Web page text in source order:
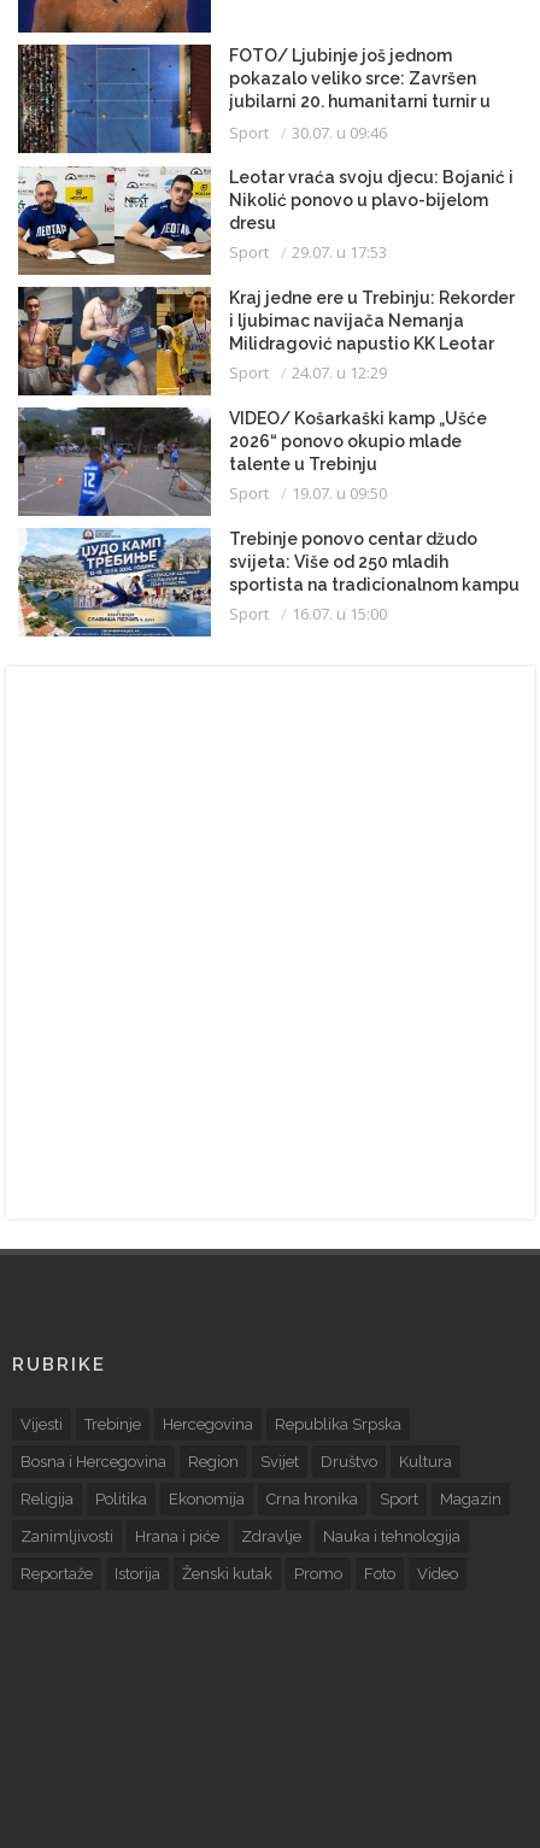
FOTO/ Ljubinje još jednom
pokazalo veliko srce: Završen
jubilarni 20. humanitarni turnir u
malom fudbalu
Sport 30.07. u 09:46
Leotar vraća svoju djecu: Bojanić i
Nikolić ponovo u plavo-bijelom
dresu
Sport 29.07. u 17:53
Kraj jedne ere u Trebinju: Rekorder
i ljubimac navijača Nemanja
Milidragović napustio KK Leotar
Sport 24.07. u 12:29
VIDEO/ Košarkaški kamp „Ušće
2026“ ponovo okupio mlade
talente u Trebinju
Sport 19.07. u 09:50
Trebinje ponovo centar džudo
svijeta: Više od 250 mladih
sportista na tradicionalnom kampu
Sport 16.07. u 15:00
RUBRIKE
Vijesti Trebinje Hercegovina Republika Srpska
Bosna i Hercegovina Region Svijet Društvo Kultura
Religija Politika Ekonomija Crna hronika Sport Magazin
Zanimljivosti Hrana i piće Zdravlje Nauka i tehnologija
Reportaže Istorija Ženski kutak Promo Foto Video